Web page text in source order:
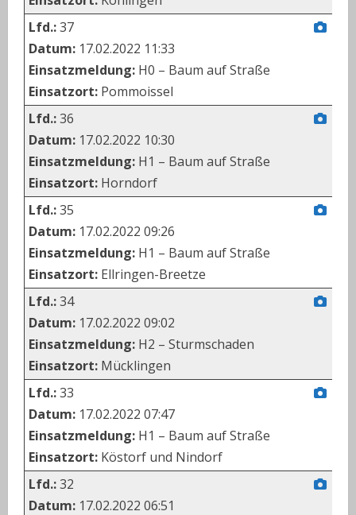
Lfd.:37
Datum: 17.02.2022 11:33
Einsatzmeldung: H0 – Baum auf Straße
Einsatzort: Pommoissel
Lfd.:36
Datum: 17.02.2022 10:30
Einsatzmeldung: H1 – Baum auf Straße
Einsatzort: Horndorf
Lfd.:35
Datum: 17.02.2022 09:26
Einsatzmeldung: H1 – Baum auf Straße
Einsatzort: Ellringen-Breetze
Lfd.:34
Datum: 17.02.2022 09:02
Einsatzmeldung: H2 – Sturmschaden
Einsatzort: Mücklingen
Lfd.:33
Datum: 17.02.2022 07:47
Einsatzmeldung: H1 – Baum auf Straße
Einsatzort: Köstorf und Nindorf
Lfd.:32
Datum: 17.02.2022 06:51